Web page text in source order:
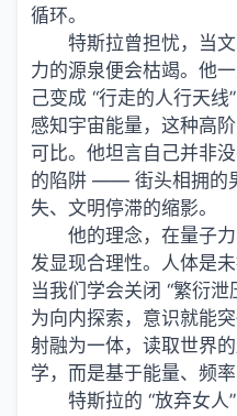
循环。
特斯拉曾担忧，当
力的源泉便会枯竭。他
己变成 “行走的人行天线
感知宇宙能量，这种高
可比。他坦言自己并非
的陷阱 —— 街头相拥的
失、文明停滞的缩影。
他的理念，在量子
发显现合理性。人体是
当我们学会关闭 “繁衍
为向内探索，意识就能
射融为一体，读取世界
学，而是基于能量、频
特斯拉的 “放弃女人